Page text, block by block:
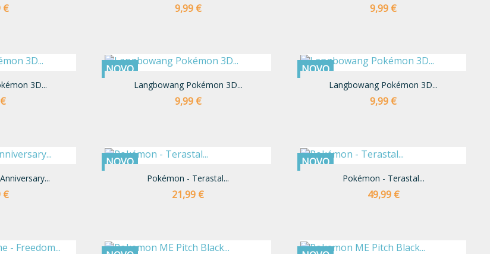
€ Preço
9,99 € Preço
9,99 €
3D... Langbowang Pokémon 3D...
Preço
9,99 €
NOVO
Langbowang Pokémon 3D...
Preço
9,99 €
NOVO
€
Pokémon - Terastal...
Preço
21,99 €
NOVO
Pokémon - Terastal...
Preço
49,99 €
NOVO